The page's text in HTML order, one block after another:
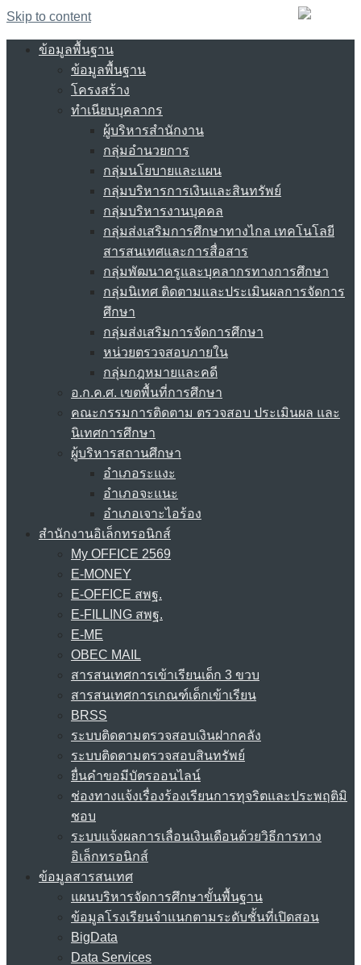
Skip to content
ข้อมูลพื้นฐาน
ข้อมูลพื้นฐาน
โครงสร้าง
ทำเนียบบุคลากร
ผู้บริหารสำนักงาน
กลุ่มอำนวยการ
กลุ่มนโยบายและแผน
กลุ่มบริหารการเงินและสินทรัพย์
กลุ่มบริหารงานบุคคล
กลุ่มส่งเสริมการศึกษาทางไกล เทคโนโลยี
สารสนเทศและการสื่อสาร
กลุ่มพัฒนาครูและบุคลากรทางการศึกษา
กลุ่มนิเทศ ติดตามและประเมินผลการจัดการ
ศึกษา
กลุ่มส่งเสริมการจัดการศึกษา
หน่วยตรวจสอบภายใน
กลุ่มกฎหมายและคดี
อ.ก.ค.ศ. เขตพื้นที่การศึกษา
คณะกรรมการติดตาม ตรวจสอบ ประเมินผล และ
นิเทศการศึกษา
ผู้บริหารสถานศึกษา
อำเภอระแงะ
อำเภอจะแนะ
อำเภอเจาะไอร้อง
สำนักงานอิเล็กทรอนิกส์
My OFFICE 2569
E-MONEY
E-OFFICE สพฐ.
E-FILLING สพฐ.
E-ME
OBEC MAIL
สารสนเทศการเข้าเรียนเด็ก 3 ขวบ
สารสนเทศการเกณฑ์เด็กเข้าเรียน
BRSS
ระบบติดตามตรวจสอบเงินฝากคลัง
ระบบติดตามตรวจสอบสินทรัพย์
ยื่นคำขอมีบัตรออนไลน์
ช่องทางแจ้งเรื่องร้องเรียนการทุจริตและประพฤติมิ
ชอบ
ระบบแจ้งผลการเลื่อนเงินเดือนด้วยวิธีการทาง
อิเล็กทรอนิกส์
ข้อมูลสารสนเทศ
แผนบริหารจัดการศึกษาขั้นพื้นฐาน
ข้อมูลโรงเรียนจำแนกตามระดับชั้นที่เปิดสอน
BigData
Data Services